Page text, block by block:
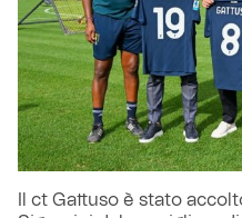
Il ct Gattuso è stato